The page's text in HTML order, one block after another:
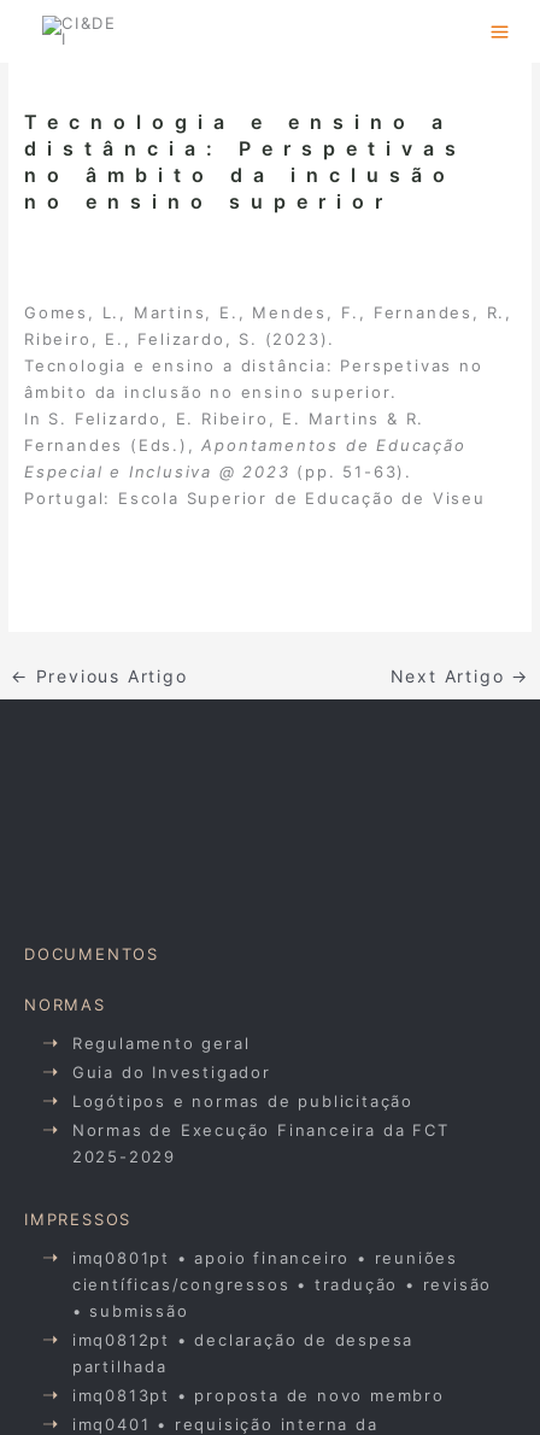
Tecnologia e ensino a
distância: Perspetivas
no âmbito da inclusão
no ensino superior
Gomes, L., Martins, E., Mendes, F., Fernandes, R.,
Ribeiro, E., Felizardo, S. (2023).
Tecnologia e ensino a distância: Perspetivas no
âmbito da inclusão no ensino superior.
In S. Felizardo, E. Ribeiro, E. Martins & R.
Fernandes (Eds.),Apontamentos de Educação
Especial e Inclusiva @ 2023 (pp. 51-63).
Portugal: Escola Superior de Educação de Viseu
← Previous Artigo Next Artigo →
DOCUMENTOS
NORMAS
Regulamento geral
Guia do Investigador
Logótipos e normas de publicitação
Normas de Execução Financeira da FCT
2025-2029
IMPRESSOS
imq0801pt • apoio financeiro • reuniões
científicas/congressos • tradução • revisão
• submissão
imq0812pt • declaração de despesa
partilhada
imq0813pt • proposta de novo membro
imq0401 • requisição interna da